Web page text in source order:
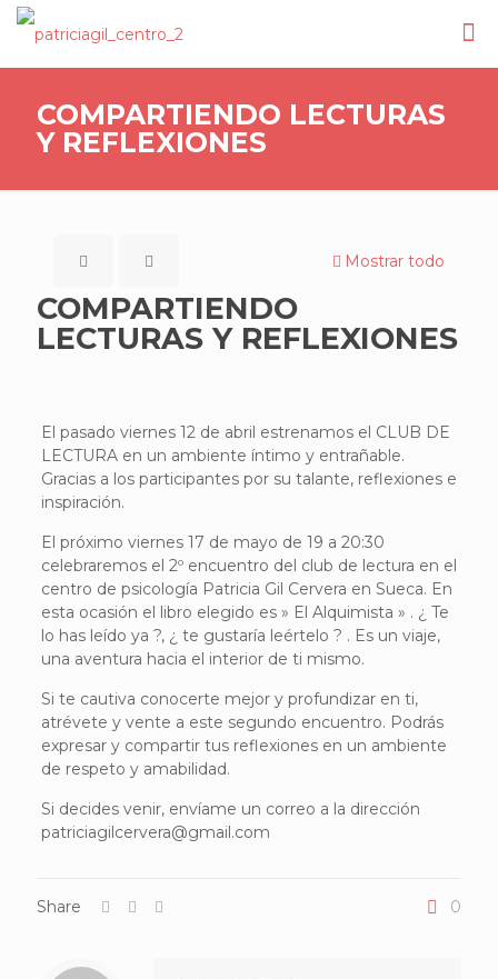
COMPARTIENDO LECTURAS
Y REFLEXIONES
Mostrar todo
COMPARTIENDO
LECTURAS Y REFLEXIONES
El pasado viernes 12 de abril estrenamos el CLUB DE
LECTURA en un ambiente íntimo y entrañable.
Gracias a los participantes por su talante, reflexiones e
inspiración.
El próximo viernes 17 de mayo de 19 a 20:30
celebraremos el 2º encuentro del club de lectura en el
centro de psicología Patricia Gil Cervera en Sueca. En
esta ocasión el libro elegido es » El Alquimista » . ¿ Te
lo has leído ya ?, ¿ te gustaría leértelo ? . Es un viaje,
una aventura hacia el interior de ti mismo.
Si te cautiva conocerte mejor y profundizar en ti,
atrévete y vente a este segundo encuentro. Podrás
expresar y compartir tus reflexiones en un ambiente
de respeto y amabilidad.
Si decides venir, envíame un correo a la dirección
patriciagilcervera@gmail.com
Share 0